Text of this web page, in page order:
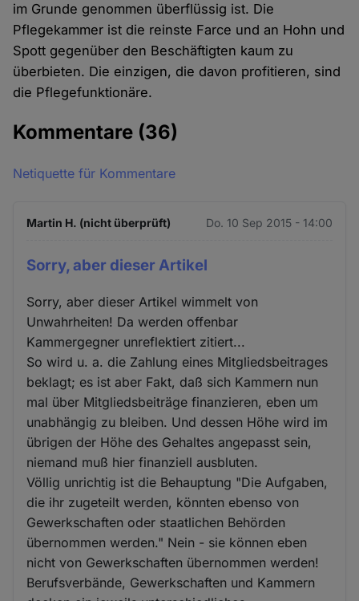
im Grunde genommen überflüssig ist. Die
Pflegekammer ist die reinste Farce und an Hohn und
Spott gegenüber den Beschäftigten kaum zu
überbieten. Die einzigen, die davon profitieren, sind
die Pflegefunktionäre.
Kommentare (36)
Netiquette für Kommentare
Martin H. (nicht überprüft) Do. 10 Sep 2015 - 14:00
Sorry, aber dieser Artikel
Sorry, aber dieser Artikel wimmelt von
Unwahrheiten! Da werden offenbar
Kammergegner unreflektiert zitiert...
So wird u. a. die Zahlung eines Mitgliedsbeitrages
beklagt; es ist aber Fakt, daß sich Kammern nun
mal über Mitgliedsbeiträge finanzieren, eben um
unabhängig zu bleiben. Und dessen Höhe wird im
übrigen der Höhe des Gehaltes angepasst sein,
niemand muß hier finanziell ausbluten.
Völlig unrichtig ist die Behauptung "Die Aufgaben,
die ihr zugeteilt werden, könnten ebenso von
Gewerkschaften oder staatlichen Behörden
übernommen werden." Nein - sie können eben
nicht von Gewerkschaften übernommen werden!
Berufsverbände, Gewerkschaften und Kammern